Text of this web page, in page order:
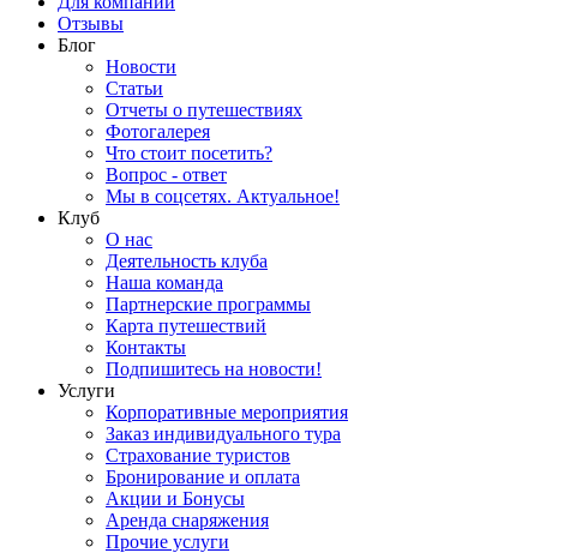
Отзывы
Блог
Новости
Статьи
Отчеты о путешествиях
Фотогалерея
Что стоит посетить?
Вопрос - ответ
Мы в соцсетях. Актуальное!
Клуб
О нас
Деятельность клуба
Наша команда
Партнерские программы
Карта путешествий
Контакты
Подпишитесь на новости!
Услуги
Корпоративные мероприятия
Заказ индивидуального тура
Страхование туристов
Бронирование и оплата
Акции и Бонусы
Аренда снаряжения
Прочие услуги